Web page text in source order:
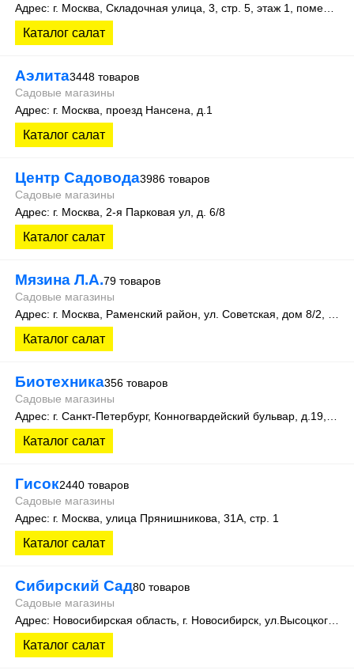
Каталог салат
Аэлита3448 товаров
Садовые магазины
Адрес: г. Москва, проезд Нансена, д.1
Каталог салат
Центр Садовода3986 товаров
Садовые магазины
Адрес: г. Москва, 2-я Парковая ул, д. 6/8
Каталог салат
Мязина Л.А.79 товаров
Садовые магазины
Каталог салат
Биотехника356 товаров
Садовые магазины
Каталог салат
Гисок2440 товаров
Садовые магазины
Адрес: г. Москва, улица Прянишникова, 31А, стр. 1
Каталог салат
Сибирский Сад80 товаров
Садовые магазины
Каталог салат